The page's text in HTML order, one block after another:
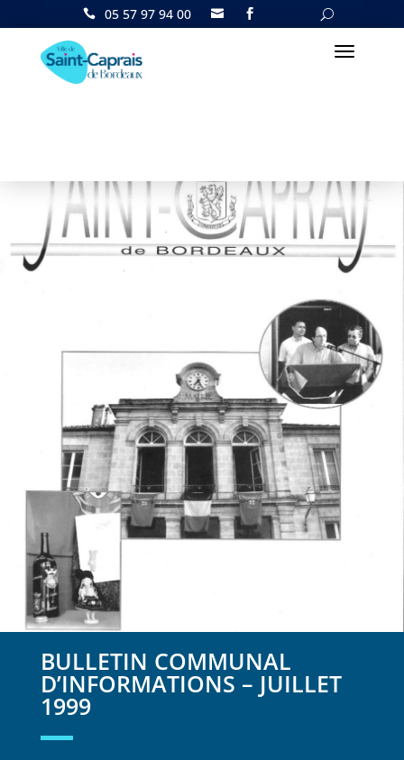
05 57 97 94 00  
BULLETIN COMMUNAL
D’INFORMATIONS – JUILLET
1999